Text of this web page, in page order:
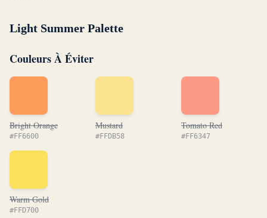
Light Summer Palette
Couleurs À Éviter
Bright Orange
#FF6600
Mustard
#FFDB58
Tomato Red
#FF6347
Warm Gold
#FFD700